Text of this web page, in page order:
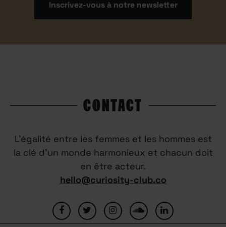
Inscrivez-vous à notre newsletter
CONTACT
L’égalité entre les femmes et les hommes est
la clé d’un monde harmonieux et chacun doit
en être acteur.
hello@curiosity-club.co